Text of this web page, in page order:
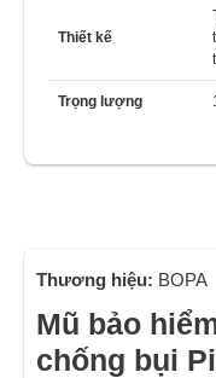
Thiết kế
Trọng lượng
Thương hiệu: BOPA
Mũ bảo
chống bụi